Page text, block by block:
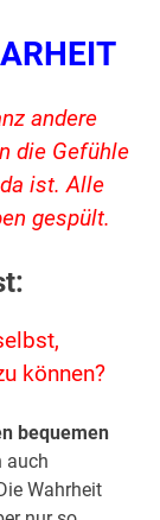
andere
die Gefühle
ist. Alle
gespült.
können?
bequemen
auch
Wahrheit